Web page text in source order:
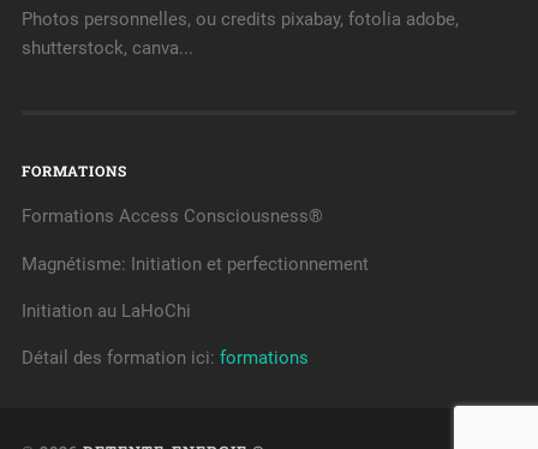
Photos personnelles, ou credits pixabay, fotolia adobe,
shutterstock, canva...
FORMATIONS
Formations Access Consciousness®
Magnétisme: Initiation et perfectionnement
Initiation au LaHoChi
Détail des formation ici: formations